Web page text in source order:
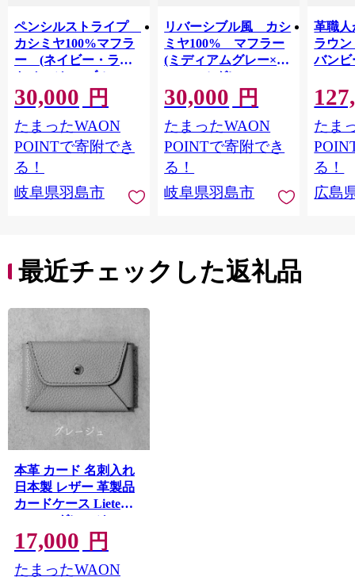
ペンシルストライプ
カシミヤ100%マフラ
ー (ネイビー・ライ
トベージュ×ブルー)
【1765285】
30,000 円
たまったWAON
POINTで寄附でき
る！
岐阜県羽島市
リバーシブル風 カシ
ミヤ100% マフラー
(ミディアムグレー×チ
ャコールグレー)
【1764951】
30,000 円
たまったWAON
POINTで寄附でき
る！
岐阜県羽島市
革職人
ラウ
バンビ
たま
る！
広島
最近チェックした返礼品
本革 カード 名刺入れ
日本製 レザー 革製品
カードケース Liete
WH-21 グレージュ
17,000 円
たまったWAON